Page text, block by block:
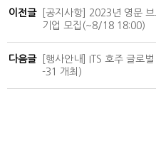
이전글
[공지사항] 2023년 영문
기업 모집(~8/18 18:00)
다음글
[행사안내] ITS 호주 글로
-31 개최)